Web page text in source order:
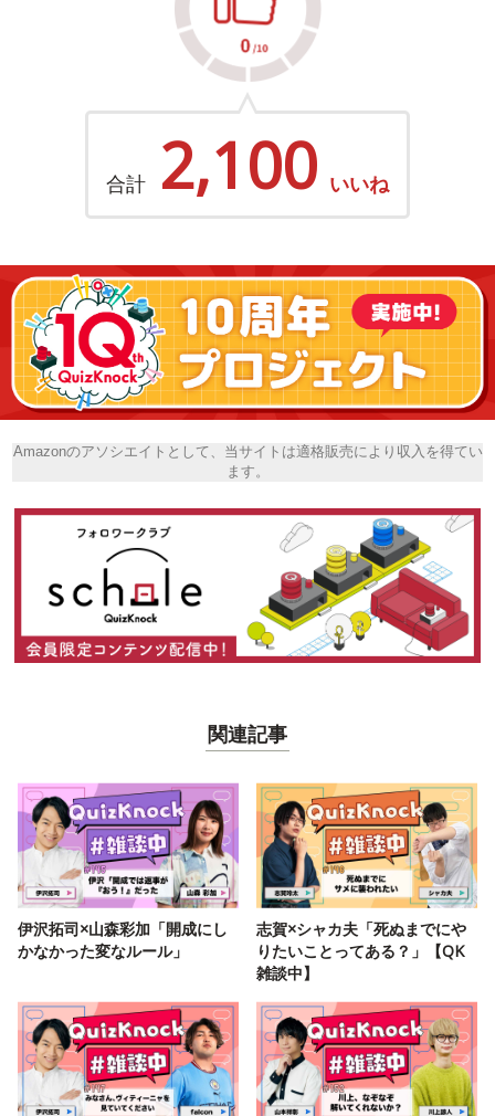
合計 2,100 いいね
Amazonのアソシエイトとして、当サイトは適格販売により収入を得てい
ます。
関連記事
伊沢拓司×山森彩加「開成にし
かなかった変なルール」
志賀×シャカ夫「死ぬまでにや
りたいことってある？」【QK
雑談中】